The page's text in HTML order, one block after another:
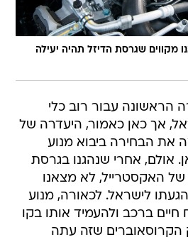
מקווים שגרסת הדיזל תהיה יעילה
הראשונה עבור רוב כלי
אך כאן כאמור, היעדרה של
את הבחירה ביבוא מנוע
אולם, אחרי שנהגנו בגרסת
של האקסטרייל, לא מצאנו
לישראל. לכאורה, מנוע
חיים ברכב ולהעמיד אותו בקו
הקרוסאוברים שזה עתה